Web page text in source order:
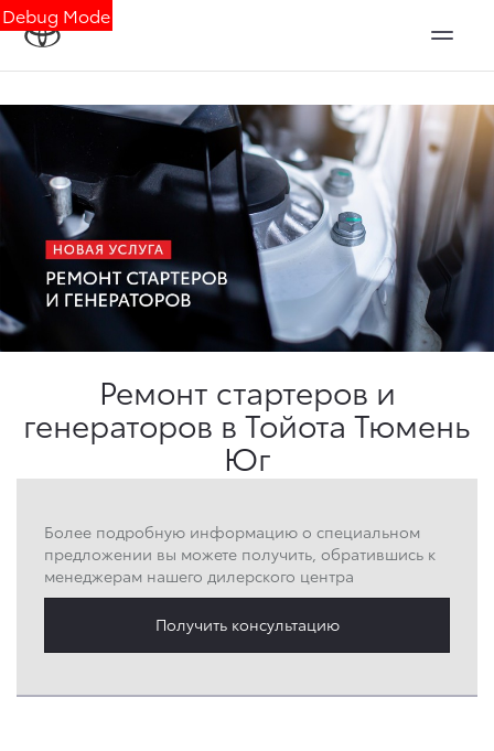
Debug Mode
Ремонт стартеров и
генераторов в Тойота Тюмень
Юг
Более подробную информацию о специальном
предложении вы можете получить, обратившись к
менеджерам нашего дилерского центра
Получить консультацию